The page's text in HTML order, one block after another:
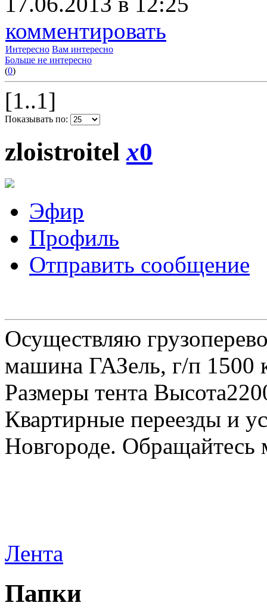
комментировать
Интересно Вам интересно
Больше не интересно
(0)
[1..1]
Показывать по:
zloistroitelx0
Эфир
Профиль
Отправить сообщение
Осуществляю
машина ГАЗель, г/п 1500
Размеры тента
Квартирные переезды и
Новгороде.
Лента
Папки